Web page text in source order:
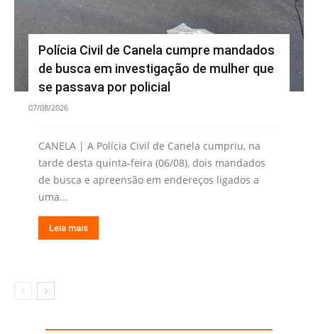
Polícia Civil de Canela cumpre mandados
de busca em investigação de mulher que
se passava por policial
07/08/2026
CANELA | A Polícia Civil de Canela cumpriu, na
tarde desta quinta-feira (06/08), dois mandados
de busca e apreensão em endereços ligados a
uma...
Leia mais